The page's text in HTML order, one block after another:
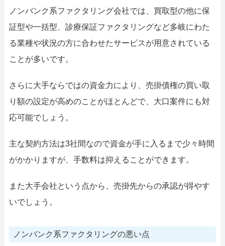
ノンバンク系ファクタリング会社では、買取型の他に保
証型や一括型、診療保証ファクタリングなど多岐にわた
る業種や状況の方に合わせたサービスが用意されている
ことが多いです。
さらに大手ならではの資金力により、売掛債権の買い取
り額の設定が高めのことがほとんどで、大口案件にも対
応可能でしょう。
主な契約方法は3社間なので資金が手に入るまで少々時間
がかかりますが、手数料は抑えることができます。
また大手会社という点から、売掛先からの承認が得やす
いでしょう。
ノンバンク系ファクタリングの悪い点